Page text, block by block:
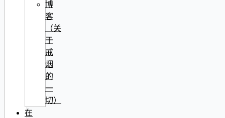
博
客
（关
于
戒
烟
的
一
切）
在